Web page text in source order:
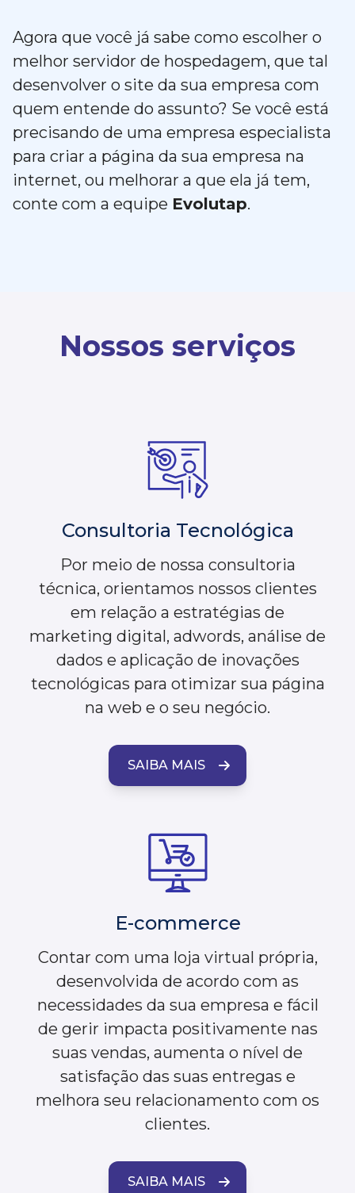
Agora que você já sabe como escolher o
melhor servidor de hospedagem, que tal
desenvolver o site da sua empresa com
quem entende do assunto? Se você está
precisando de uma empresa especialista
para criar a página da sua empresa na
internet, ou melhorar a que ela já tem,
conte com a equipe Evolutap.
Nossos serviços
Consultoria Tecnológica
Por meio de nossa consultoria
técnica, orientamos nossos clientes
em relação a estratégias de
marketing digital, adwords, análise de
dados e aplicação de inovações
tecnológicas para otimizar sua página
na web e o seu negócio.
SAIBA MAIS
E-commerce
Contar com uma loja virtual própria,
desenvolvida de acordo com as
necessidades da sua empresa e fácil
de gerir impacta positivamente nas
suas vendas, aumenta o nível de
satisfação das suas entregas e
melhora seu relacionamento com os
clientes.
SAIBA MAIS